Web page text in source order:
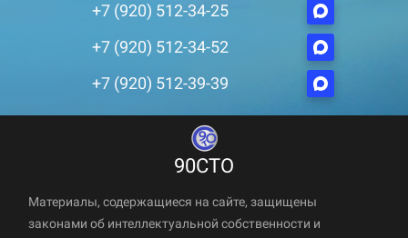
+7 (920) 512-34-25
+7 (920) 512-34-52
+7 (920) 512-39-39
90СТО
Материалы, содержащиеся на сайте, защищены
законами об интеллектуальной собственности и